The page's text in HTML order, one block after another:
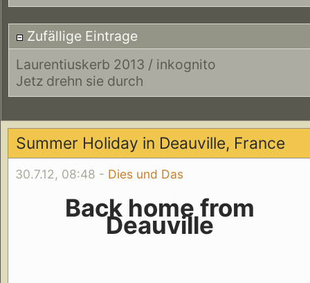
Zufällige Eintrage
Laurentiuskerb 2013 / inkognito
Jetz drehn sie durch
Summer Holiday in Deauville, France
30.7.12, 08:48 - Dies und Das
Back home from
Deauville